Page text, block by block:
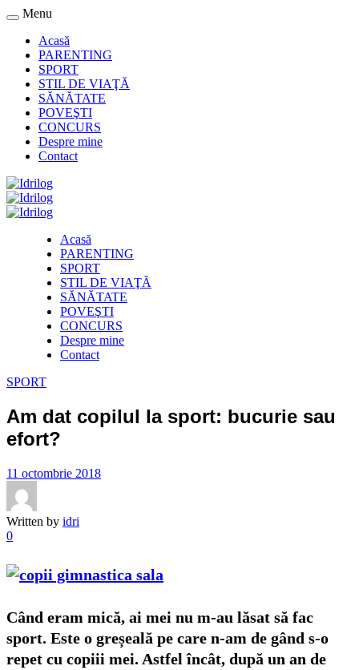
Menu
Acasă
PARENTING
SPORT
STIL DE VIAŢĂ
SĂNĂTATE
POVEŞTI
CONCURS
Despre mine
Contact
Acasă
PARENTING
SPORT
STIL DE VIAŢĂ
SĂNĂTATE
POVEŞTI
CONCURS
Despre mine
Contact
SPORT
Am dat copilul la sport: bucurie sau
efort?
11 octombrie 2018
Written by idri
0
Când eram mică, ai mei nu m-au lăsat să fac
sport. Este o greșeală pe care n-am de gând s-o
repet cu copiii mei. Astfel încât, după un an de